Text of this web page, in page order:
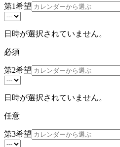
第1希望
日時が選択されていません。
必須
第2希望
日時が選択されていません。
任意
第3希望